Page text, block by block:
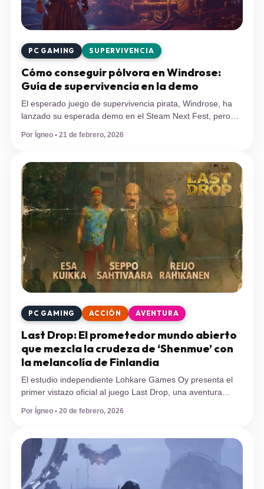
PC GAMING SUPERVIVENCIA
Cómo conseguir pólvora en Windrose:
Guía de supervivencia en la demo
El esperado juego de supervivencia pirata, Windrose, ha
lanzado su esperada demo en el Steam Next Fest, pero
miles de jugadores se han topado con un muro técnico: la
falta de munición. Descubre el método exacto para obtener
armas de fuego. El lanzamiento de la demo […]
Por Ígneo • 21 de febrero, 2026
PC GAMING ACCIÓN AVENTURA
Last Drop: El prometedor mundo abierto
que mezcla la crudeza de ‘Shenmue’ con
la melancolía de Finlandia
El estudio independiente Lohkare Games Oy presenta el
primer vistazo oficial al juego Last Drop, una aventura
narrativa ambientada en 1994 que ya está siendo
bautizada por la comunidad como el «GTA finlandés». La
que hay vida más allá de las fórmulas genéricas. El estudio
finlandés Lohkare Games Oy […]
Por Ígneo • 20 de febrero, 2026